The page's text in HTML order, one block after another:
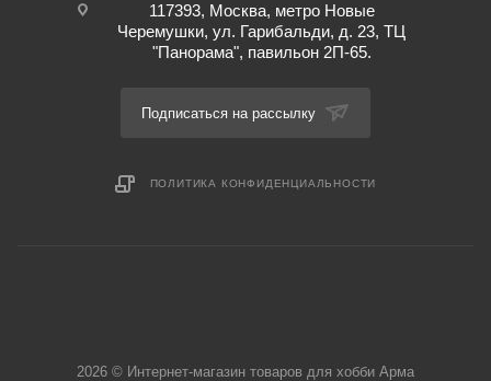
117393, Москва, метро Новые
Черемушки, ул. Гарибальди, д. 23, ТЦ
"Панорама", павильон 2П-65.
Подписаться на рассылку
ПОЛИТИКА КОНФИДЕНЦИАЛЬНОСТИ
2026 © Интернет-магазин товаров для хобби Арма